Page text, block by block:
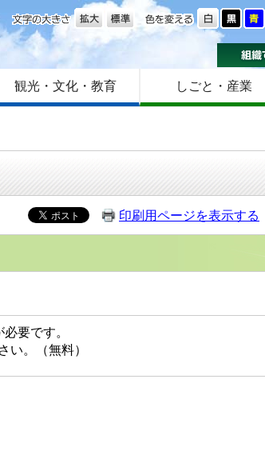
色を変える
文字の大きさ
観光・文化・教育 しごと・産業
印刷用ページを表示する
要です。
い。（無料）